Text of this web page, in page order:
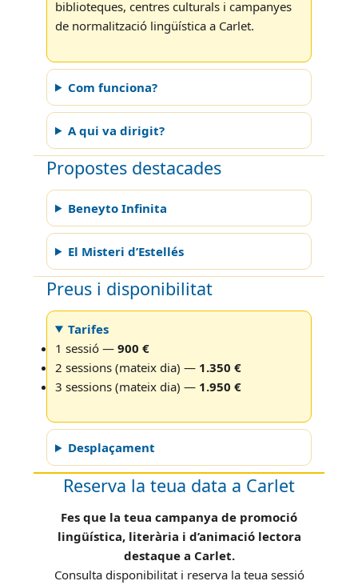
biblioteques, centres culturals i campanyes
de normalització lingüística a Carlet.
Com funciona?
A qui va dirigit?
Propostes destacades
Beneyto Infinita
El Misteri d’Estellés
Preus i disponibilitat
Tarifes
1 sessió — 900 €
2 sessions (mateix dia) — 1.350 €
3 sessions (mateix dia) — 1.950 €
Desplaçament
Reserva la teua data a Carlet
Fes que la teua campanya de promoció
lingüística, literària i d’animació lectora
destaque a Carlet.
Consulta disponibilitat i reserva la teua sessió